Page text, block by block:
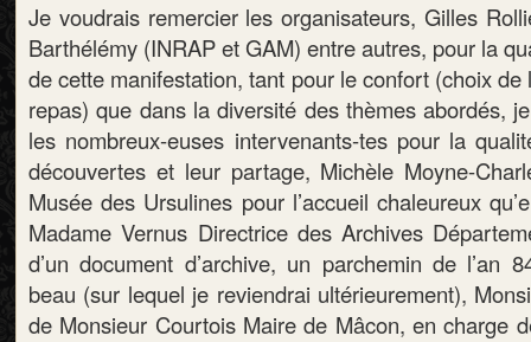
Je voudrais remercier les organisateurs, Gilles
Barthélémy (INRAP et GAM) entre autres, pour la
de cette manifestation, tant pour le confort (choix
repas) que dans la diversité des thèmes abordés,
les nombreux-euses intervenants-tes pour la
découvertes et leur partage, Michèle Moyne-
Musée des Ursulines pour l’accueil chaleureux
Madame Vernus Directrice des Archives
d’un document d’archive, un parchemin de l’an
beau (sur lequel je reviendrai ultérieurement),
de Monsieur Courtois Maire de Mâcon, en charge